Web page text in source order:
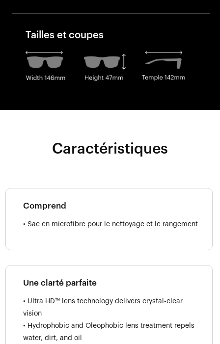
Tailles et coupes
Caractéristiques
Comprend
• Sac en microfibre pour le nettoyage et le rangement
Une clarté parfaite
• Ultra HD™ lens technology delivers crystal-clear
vision
• Hydrophobic and Oleophobic lens treatment repels
water, dirt, and oil